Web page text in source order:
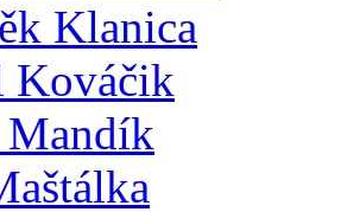
Klanica
Kováčik
Mandík